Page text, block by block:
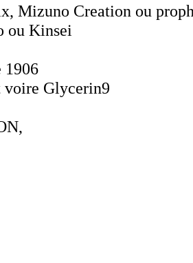
Mizuno Creation ou
ou Kinsei
1906
voire Glycerin9